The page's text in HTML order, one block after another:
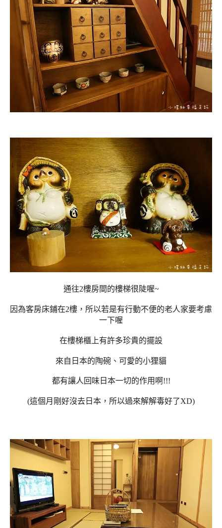
通往2樓房間的樓梯很陡喔~
因為客房床鋪在2樓，所以若是有行動不便的老人家要考慮
一下喔
在樓梯櫃上有許多珍貴的擺設
來自日本的陶碗、可愛的小狸貓
都有讓人回味日本一切的作用啊!!!
(這個月剛好沒去日本，所以過來解解毒好了XD)